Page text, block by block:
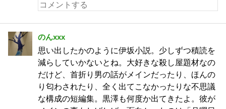
のんxxx
思い出したかのように伊坂小説。少しずつ積読を
減らしていかないとね。大好きな殺し屋題材なの
だけど、首折り男の話がメインだったり、ほんの
り匂わされたり、全く出てこなかったりな不思議
な構成の短編集。黒澤も何度か出てきたよ。彼が